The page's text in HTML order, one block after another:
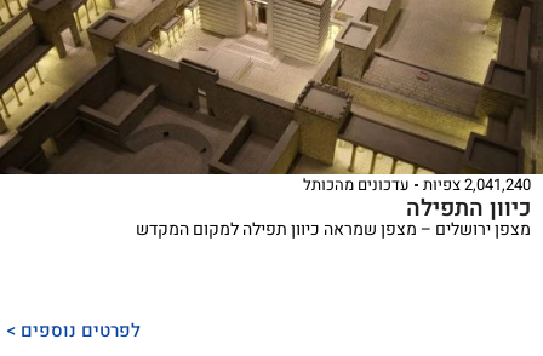
2,041,240 צפיות עדכונים מהכותל
כיוון התפילה
מצפן ירושלים – מצפן שמראה כיוון תפילה למקום המקדש
לפרטים נוספים >